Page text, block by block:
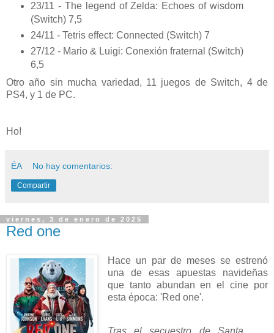
23/11 - The legend of Zelda: Echoes of wisdom
(Switch) 7,5
24/11 - Tetris effect: Connected (Switch) 7
27/12 - Mario & Luigi: Conexión fraternal (Switch)
6,5
Otro año sin mucha variedad, 11 juegos de Switch, 4 de
PS4, y 1 de PC.
Ho!
ÉA No hay comentarios:
Compartir
viernes, 3 de enero de 2025
Red one
Hace un par de meses se estrenó
una de esas apuestas navideñas
que tanto abundan en el cine por
esta época: 'Red one'.